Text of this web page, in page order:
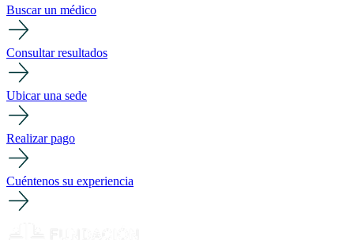
Buscar un médico
Consultar resultados
Ubicar una sede
Realizar pago
Cuéntenos su experiencia